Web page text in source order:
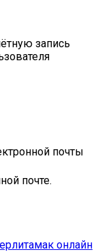
запись
почты
почте.
онлайн